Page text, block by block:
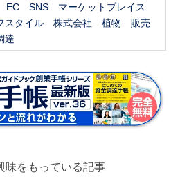
EC SNS
マーケットプレイス
スタイル
株式会社 植物
販売
達
味をもっている記事